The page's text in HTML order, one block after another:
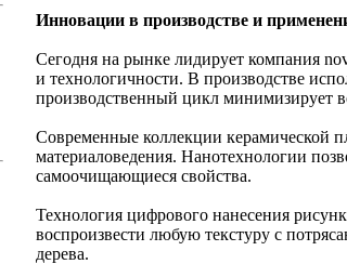
Инновации в производстве и
Сегодня на рынке лидирует компания
и технологичности. В производстве
производственный цикл минимизирует
Современные коллекции керамической
материаловедения. Нанотехнологии
самоочищающиеся свойства.
Технология цифрового нанесения
воспроизвести любую текстуру с
дерева.